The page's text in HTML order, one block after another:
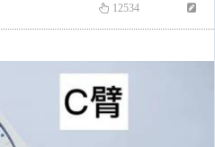
（系全县危重新生儿救治中心）及儿童保
张。现有医护人员52名，包括副主任医
学院附属儿童医院（上海市儿童医院）、
12534